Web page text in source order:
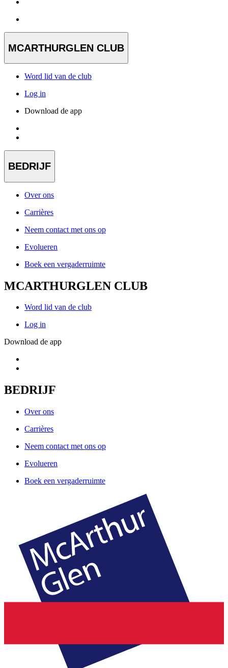
MCARTHURGLEN CLUB
Word lid van de club
Log in
Download de app
BEDRIJF
Over ons
Carrières
Neem contact met ons op
Evolueren
Boek een vergaderruimte
MCARTHURGLEN CLUB
Word lid van de club
Log in
Download de app
BEDRIJF
Over ons
Carrières
Neem contact met ons op
Evolueren
Boek een vergaderruimte